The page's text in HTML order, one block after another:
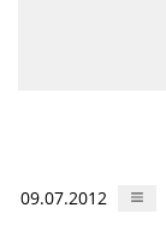
09.07.2012